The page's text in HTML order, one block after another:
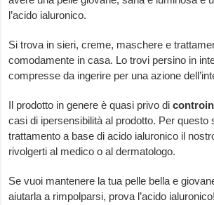
l’acido ialuronico.
Si trova in sieri, creme, maschere e
comodamente in casa. Lo trovi persino in
compresse da ingerire per una azione
Il prodotto in genere è quasi privo di
casi di ipersensibilità al prodotto. Per questo
trattamento a base di acido ialuronico il
rivolgerti al medico o al dermatologo.
Se vuoi mantenere la tua pelle bella e
aiutarla a rimpolparsi, prova l’acido